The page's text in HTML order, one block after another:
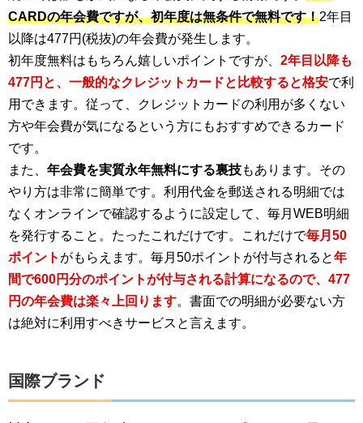
CARDの年会費ですが、初年度は無条件で無料です！2年目
以降は477円(税抜)の年会費が発生します。
初年度無料はもちろん嬉しいポイントですが、 2年目以降も
477円と、一般的なクレジットカードと比較すると格安で利
用できます。従って、クレジットカードの利用が多くない
方や年会費が気になるという方にもおすすめできるカード
です。
また、 年会費を実質永年無料にする裏技もあります。その
やり方は非常に簡単です。利用代金を郵送される明細では
なくオンラインで確認するように設定して、毎月WEB明細
を発行すること。たったこれだけです。これだけで毎月50
ポイント がもらえます。毎月50ポイントが付与されると年
間で600円分のポイントが付与される計算になるので、477
円の年会費は楽々上回ります。書面での明細が必要ない方
は絶対に利用すべきサービスと言えます。
国際ブランド